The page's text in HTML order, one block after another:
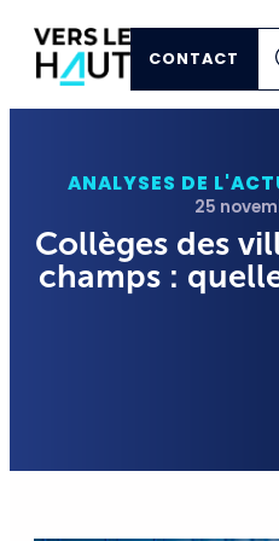
CONTACT
ANALYSES DE
25
Collèges des
champs :